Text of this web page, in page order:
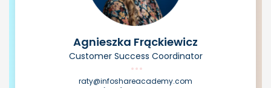
Agnieszka Frąckiewicz
Customer Success Coordinator
raty@infoshareacademy.com